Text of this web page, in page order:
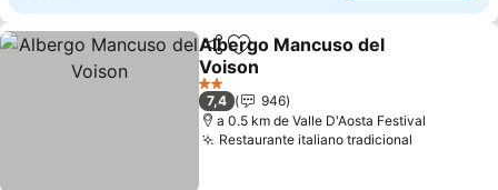
PartilharAdicionar aos favoritos
Albergo Mancuso del
Voison
Ver preços
2 Estrelas
7,4
946
a 0.5 km de Valle D'Aosta Festival
Restaurante italiano tradicional